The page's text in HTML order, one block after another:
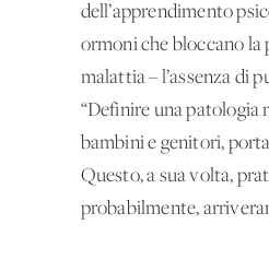
dell’apprendimento
ormoni che bloccano la
malattia – l’assenza di
“Definire una patologia
bambini e genitori,
Questo, a sua volta,
probabilmente,